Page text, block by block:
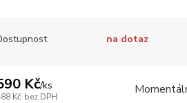
na dotaz
Kč/ks
Kč bez DPH